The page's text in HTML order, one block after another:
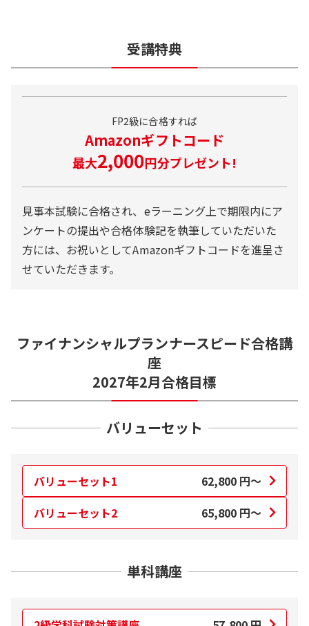
２級
○
デジタルテキスト ○ ○
過去問一問一答演習 - - ○
eライブスタディ
確認テスト ○ ○
○
○ ○ ○
用語集 ○ ○ ○
学習スケジュール ○
受講特典
FP2級に合格すれば
Amazonギフトコード
最大2,000円分プレゼント!
見事本試験に合格され、eラーニング上で期限内にア
ンケートの提出や合格体験記を執筆していただいた
方には、お祝いとしてAmazonギフトコードを進呈さ
せていただきます。
ファイナンシャルプランナースピード合格講
座
2027年2月合格目標
バリューセット
バリューセット1 62,800 円～
バリューセット2
65,800 円～
単科講座